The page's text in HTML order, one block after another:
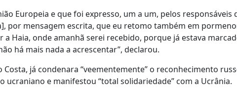
Europeia e que foi expresso, um a um, pelos responsáveis
por mensagem escrita, que eu retomo também em
Haia, onde amanhã serei recebido, porque já estava
há mais nada a acrescentar”, declarou.
já condenara “veementemente” o reconhecimento
e manifestou “total solidariedade” com a Ucrânia.